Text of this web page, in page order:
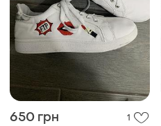
650 грн
1